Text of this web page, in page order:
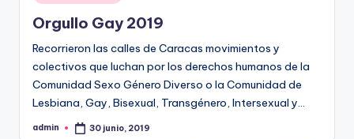
en
Orgullo Gay 2019
Recorrieron las calles de Caracas movimientos y
colectivos que luchan por los derechos humanos de la
Comunidad Sexo Género Diverso o la Comunidad de
Lesbiana, Gay, Bisexual, Transgénero, Intersexual y…
Publicado
admin 30 junio, 2019